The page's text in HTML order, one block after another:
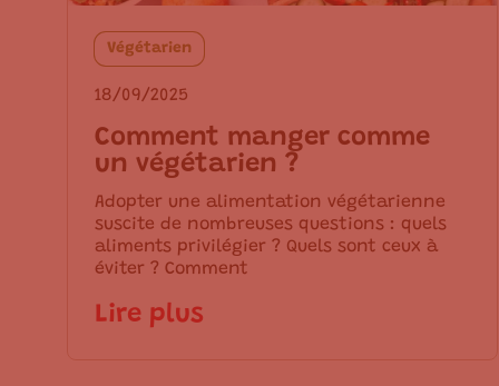
Végétarien
18/09/2025
Comment manger comme
un végétarien ?
Adopter une alimentation végétarienne
suscite de nombreuses questions : quels
aliments privilégier ? Quels sont ceux à
éviter ? Comment
Lire plus